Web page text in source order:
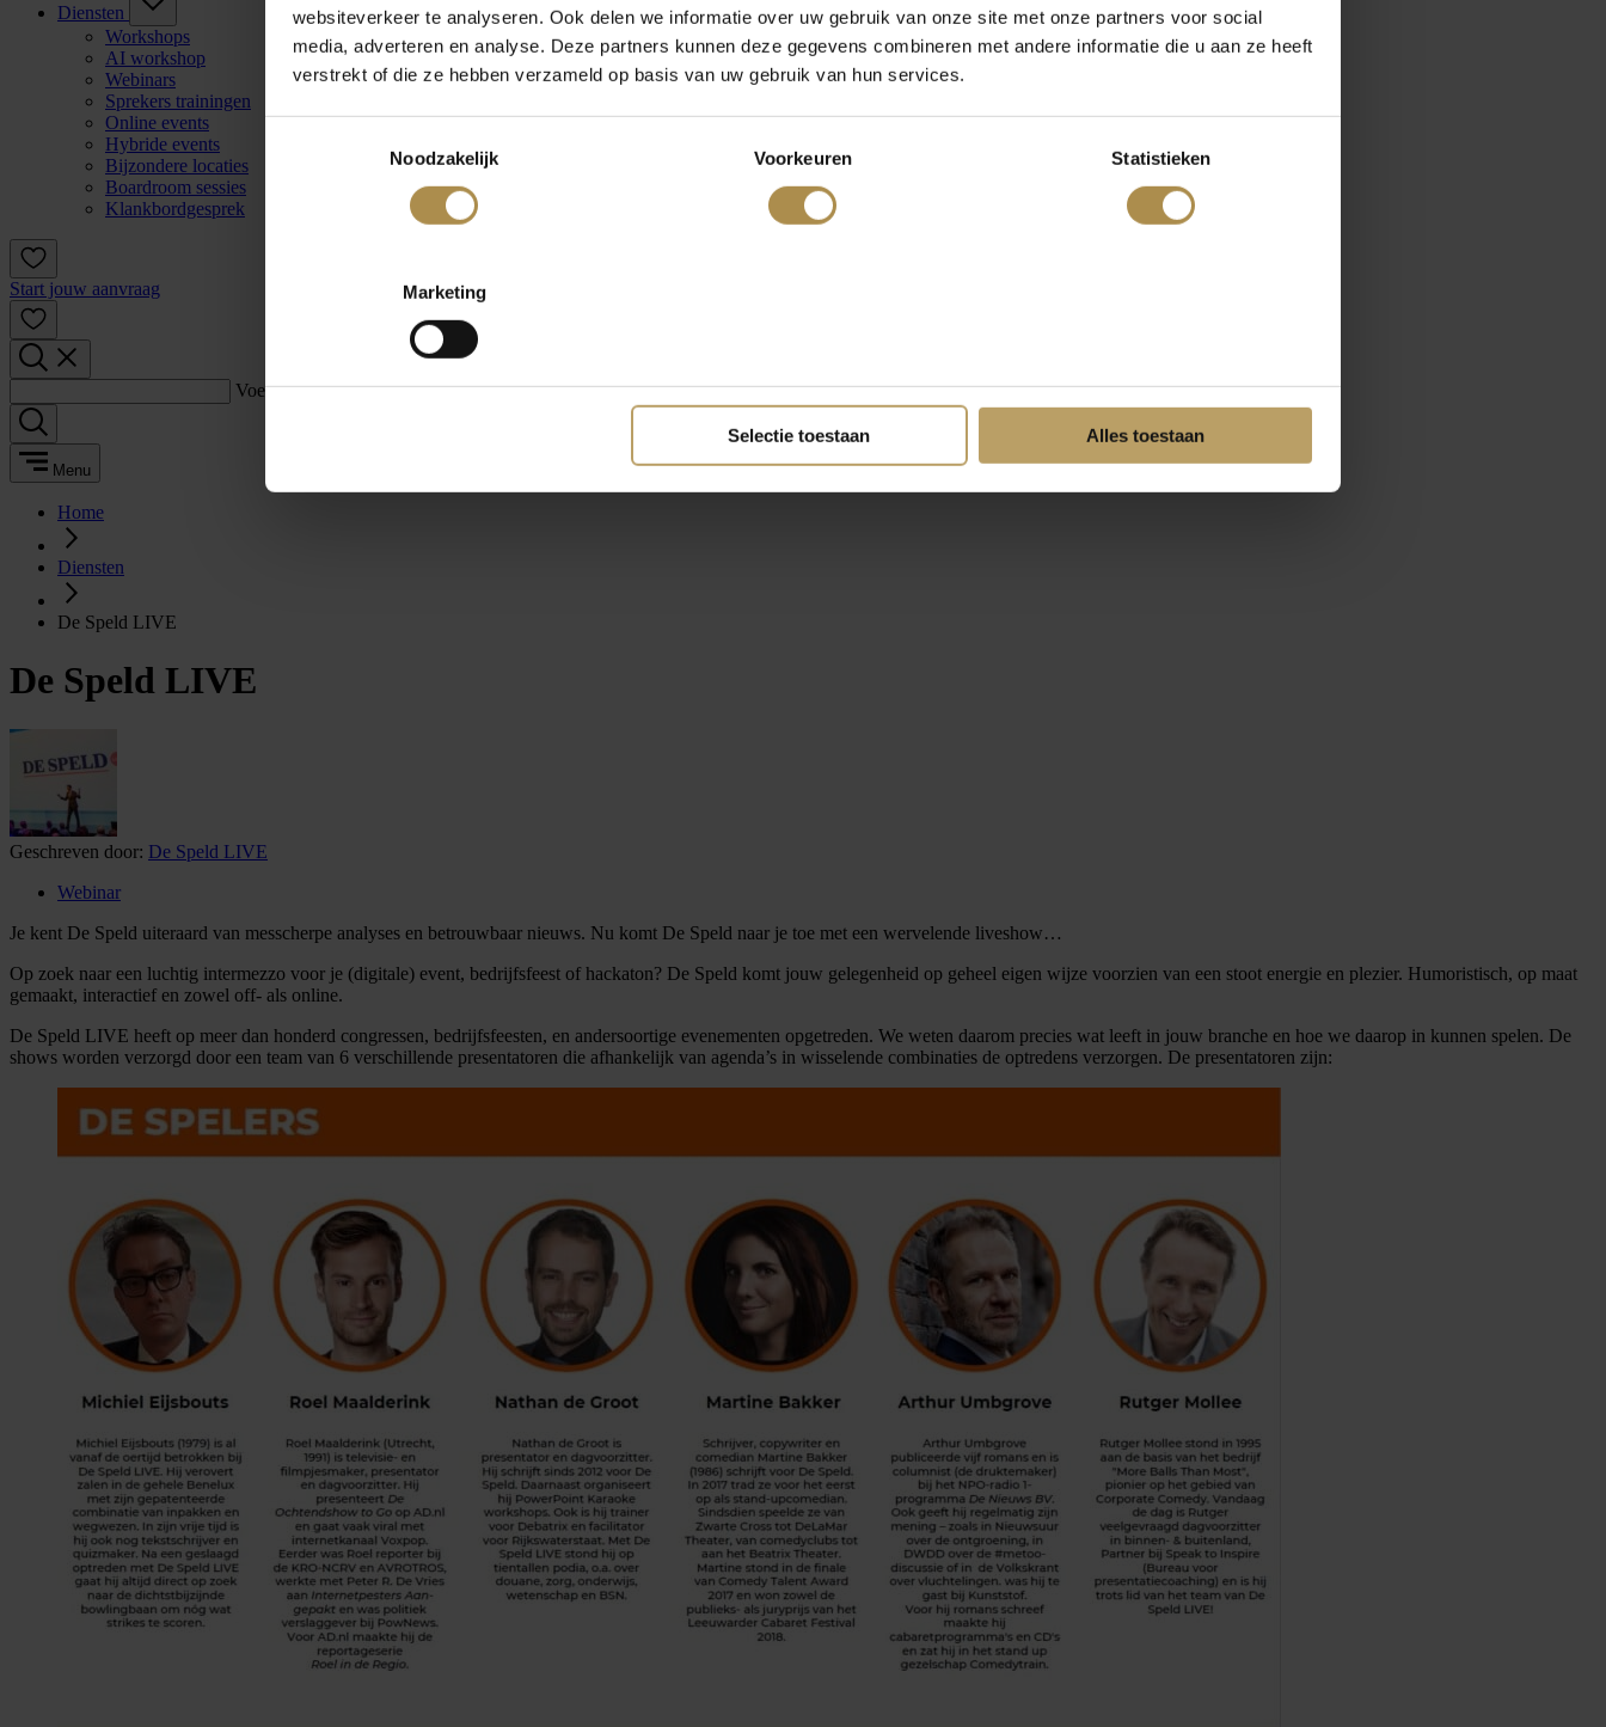
websiteverkeer te analyseren. Ook delen we informatie over uw gebruik van onze site met onze partners voor social
media, adverteren en analyse. Deze partners kunnen deze gegevens combineren met andere informatie die u aan ze heeft
verstrekt of die ze hebben verzameld op basis van uw gebruik van hun services.
Noodzakelijk
Voorkeuren Statistieken
Marketing
Selectie toestaan Alles toestaan
Diensten
Workshops
AI workshop
Webinars
Sprekers trainingen
Online events
Hybride events
Bijzondere locaties
Boardroom sessies
Klankbordgesprek
Start jouw aanvraag
Voer een zoekterm in:
Menu
Home
Diensten
De Speld LIVE
De Speld LIVE
Geschreven door: De Speld LIVE
Webinar
Je kent De Speld uiteraard van messcherpe analyses en betrouwbaar nieuws. Nu komt De Speld naar je toe met een wervelende liveshow…
Op zoek naar een luchtig intermezzo voor je (digitale) event, bedrijfsfeest of hackaton? De Speld komt jouw gelegenheid op geheel eigen wijze voorzien van een stoot energie en plezier. Humoristisch, op maat
gemaakt, interactief en zowel off- als online.
De Speld LIVE heeft op meer dan honderd congressen, bedrijfsfeesten, en andersoortige evenementen opgetreden. We weten daarom precies wat leeft in jouw branche en hoe we daarop in kunnen spelen. De
shows worden verzorgd door een team van 6 verschillende presentatoren die afhankelijk van agenda’s in wisselende combinaties de optredens verzorgen. De presentatoren zijn: